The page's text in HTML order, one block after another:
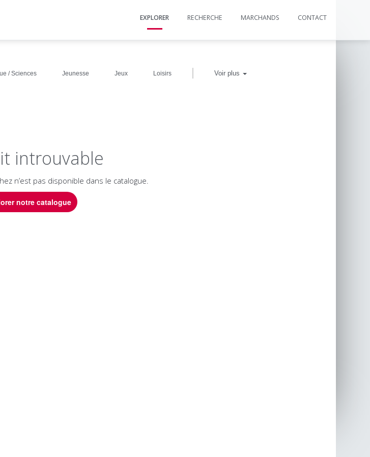
EXPLORER RECHERCHE MARCHANDS CONTACT
/ Sciences Jeunesse Jeux Loisirs | Voir plus
introuvable
n’est pas disponible dans le catalogue.
notre catalogue